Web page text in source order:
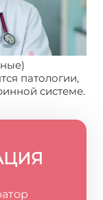
патологии,
системе.